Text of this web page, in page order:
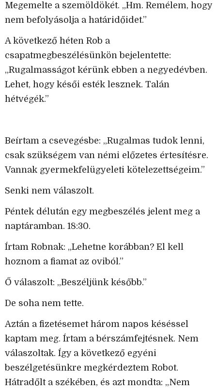
Megemelte a szemöldökét. „Hm. Remélem, hogy
nem befolyásolja a határidőidet.”
A következő héten Rob a
csapatmegbeszélésünkön bejelentette:
„Rugalmasságot kérünk ebben a negyedévben.
Lehet, hogy késői esték lesznek. Talán
hétvégék.”
Beírtam a csevegésbe: „Rugalmas tudok lenni,
csak szükségem van némi előzetes értesítésre.
Vannak gyermekfelügyeleti kötelezettségeim.”
Senki nem válaszolt.
Péntek délután egy megbeszélés jelent meg a
naptáramban. 18:30.
Írtam Robnak: „Lehetne korábban? El kell
hoznom a fiamat az oviból.”
Ő válaszolt: „Beszéljünk később.”
De soha nem tette.
Aztán a fizetésemet három napos késéssel
kaptam meg. Írtam a bérszámfejtésnek. Nem
válaszoltak. Így a következő egyéni
beszélgetésünkre megkérdeztem Robot.
Hátradőlt a székében, és azt mondta: „Nem